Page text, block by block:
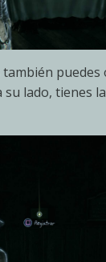
su lado, tienes la